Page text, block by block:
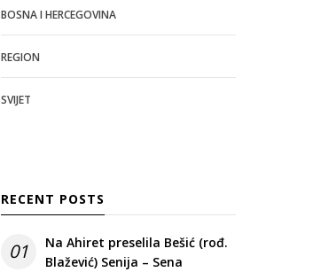
BOSNA I HERCEGOVINA
REGION
SVIJET
RECENT POSTS
01
Na Ahiret preselila Bešić (rođ.
Blažević) Senija – Sena